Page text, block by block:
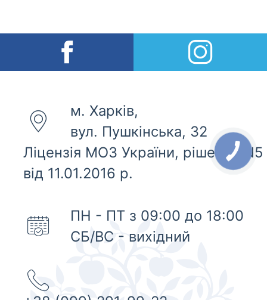
м. Харків,
вул. Пушкінська, 32
Ліцензія МОЗ України, рішення N5
від 11.01.2016 р.
ПН - ПТ з 09:00 до 18:00
СБ/ВС - вихідний